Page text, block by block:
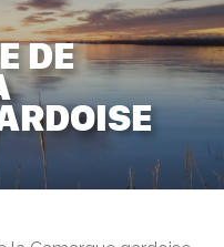
DE